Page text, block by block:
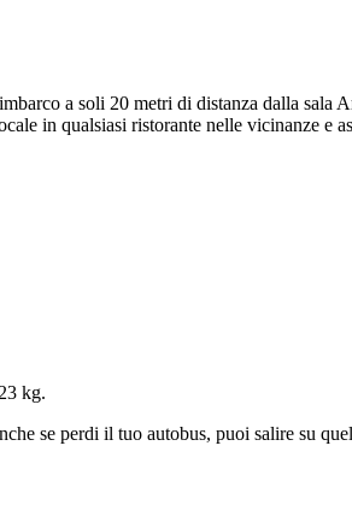
a soli 20 metri di distanza dalla sala
in qualsiasi ristorante nelle vicinanze e
kg.
se perdi il tuo autobus, puoi salire su